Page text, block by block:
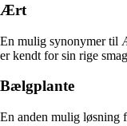
Ært
En mulig synonymer til
er kendt for sin rige
Bælgplante
En anden mulig